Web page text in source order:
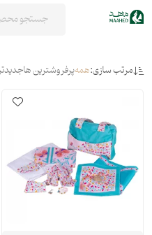
مرتب سازی:همهپرفروشترین ها